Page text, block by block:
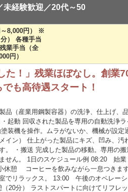
未経験歓迎／20代～50
～8,000円） ※
） 各種手当
業手当（全
円）
た！」残業ほぼなし。創業
も高待遇スタート！
品（産業用鋼製容器）の洗浄、仕上げ、
起動 回収された製品を専用の自動洗浄
塗装機を操作。ムラがないか、機械が設
イン） 仕上がった製品にキズ、凹み、
。 ・搬送 完成した製品の移動。専用の
せん。 1日のスケジュール例 08:20 始
休憩 コーヒーを飲みながら一息つきま
でリラックス。 13:00 午後のオペレー
20分） ラストスパートに向けてリフ